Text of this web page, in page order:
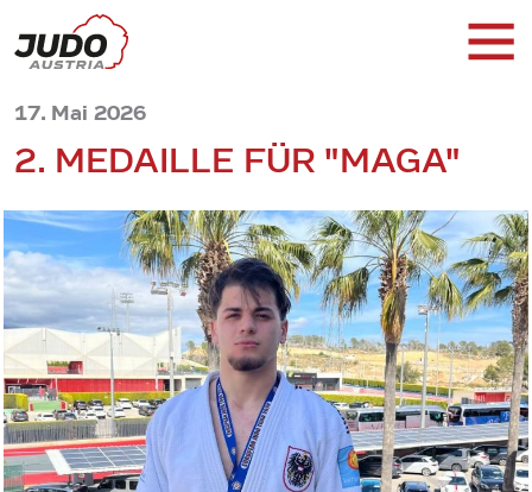
17. Mai 2026
2. MEDAILLE FÜR "MAGA"